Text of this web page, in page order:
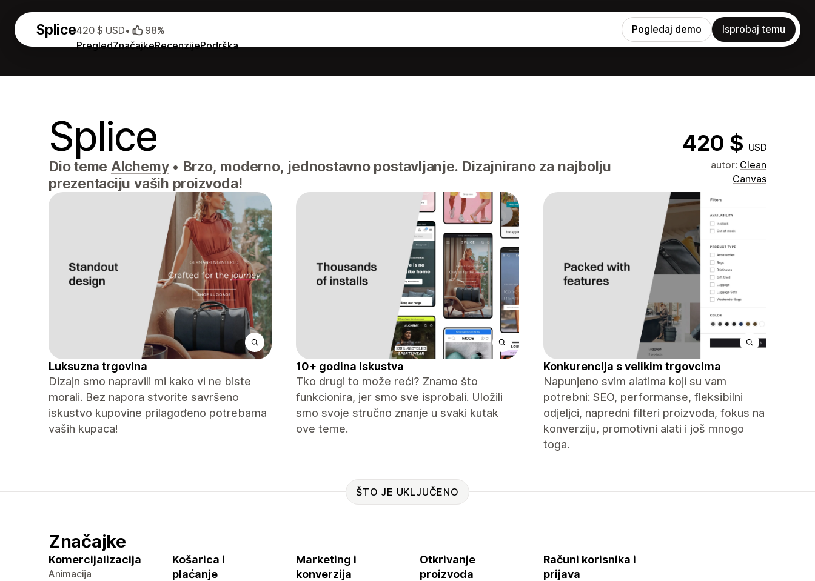
Splice
PregledZnačajkeRecenzijePodrška
420 $ USD• 98% Pogledaj demo Isprobaj temu
Splice 420 $ USD
Dio teme Alchemy • Brzo, moderno, jednostavno postavljanje. Dizajnirano za najbolju
prezentaciju vaših proizvoda!
autor: Clean
Canvas
Luksuzna trgovina
Dizajn smo napravili mi kako vi ne biste
morali. Bez napora stvorite savršeno
iskustvo kupovine prilagođeno potrebama
vaših kupaca!
10+ godina iskustva
Tko drugi to može reći? Znamo što
funkcionira, jer smo sve isprobali. Uložili
smo svoje stručno znanje u svaki kutak
ove teme.
Konkurencija s velikim trgovcima
Napunjeno svim alatima koji su vam
potrebni: SEO, performanse, fleksibilni
odjeljci, napredni filteri proizvoda, fokus na
konverziju, promotivni alati i još mnogo
toga.
ŠTO JE UKLJUČENO
Značajke
Komercijalizacija
Animacija
Košarica i
plaćanje
Marketing i
konverzija
Otkrivanje
proizvoda
Računi korisnika i
prijava